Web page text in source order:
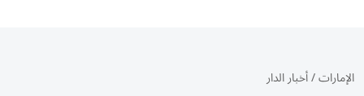
الإمارات/أخبار الدار